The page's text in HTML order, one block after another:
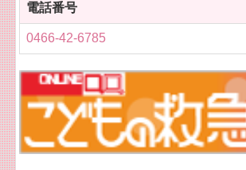
電話番号
0466-42-6785